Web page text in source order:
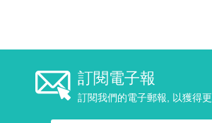
訂閱電子報
訂閱我們的電子郵報, 以獲得更